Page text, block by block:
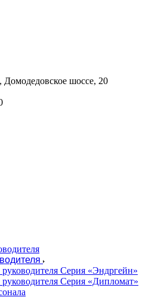
шоссе, 20
Серия «Эндргейн»
Серия «Дипломат»